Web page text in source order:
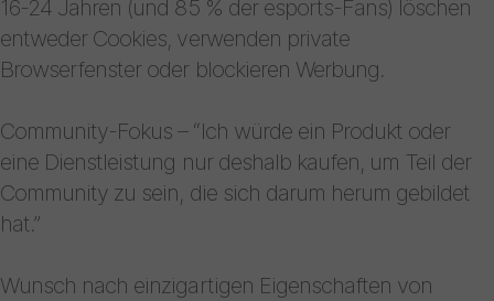
16-24 Jahren (und 85 % der esports-Fans) löschen
entweder Cookies, verwenden private
Browserfenster oder blockieren Werbung.
Community-Fokus – “Ich würde ein Produkt oder
eine Dienstleistung nur deshalb kaufen, um Teil der
Community zu sein, die sich darum herum gebildet
hat.”
Wunsch nach einzigartigen Eigenschaften von